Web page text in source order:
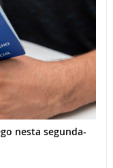
nesta segunda-